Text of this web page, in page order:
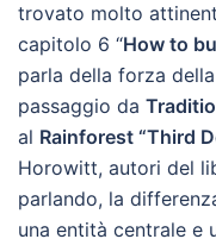
trovato molto
capitolo 6 “How to
parla della forza
passaggio da
al Rainforest “Third
Horowitt, autori del
parlando, la
una entità centrale e